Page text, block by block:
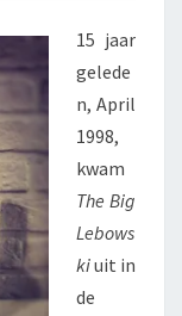
15 jaar
gelede
n, April
1998,
kwam
The Big
Lebows
kiuit in
de